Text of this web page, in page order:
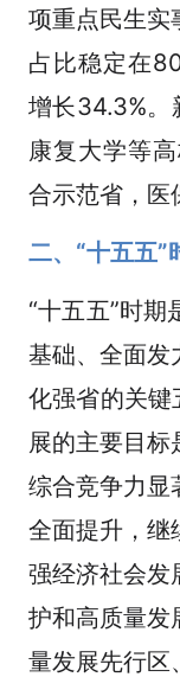
项重点民生实
占比稳定在
增长34.3%。
康复大学等
合示范省，医
二、“十五五”
“十五五”时
基础、全面发
化强省的关键
展的主要目标
综合竞争力显
全面提升，继
强经济社会发
护和高质量发
量发展先行区